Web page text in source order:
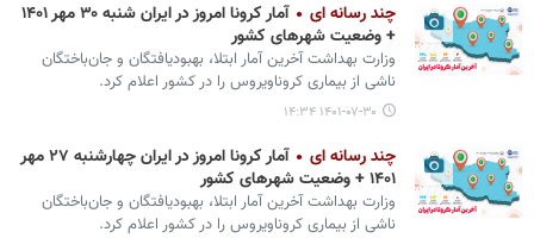
چند رسانه ای
آمار کرونا امروز در ایران شنبه ۳۰ مهر ۱۴۰۱
+ وضعیت شهرهای کشور
وزارت بهداشت آخرین آمار ابتلا، بهبودیافتگان و جان‌باختگان
ناشی از بیماری کروناویروس را در کشور اعلام کرد.
۱۴۰۱-۰۷-۳۰ ۱۴:۳۴
چند رسانه ای
آمار کرونا امروز در ایران چهارشنبه ۲۷ مهر
۱۴۰۱ + وضعیت شهرهای کشور
وزارت بهداشت آخرین آمار ابتلا، بهبودیافتگان و جان‌باختگان
ناشی از بیماری کروناویروس را در کشور اعلام کرد.